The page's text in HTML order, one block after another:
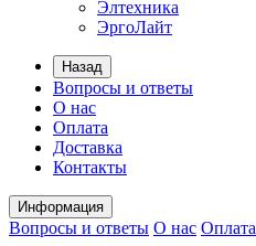
Элтехника
ЭргоЛайт
Назад
Вопросы и ответы
О нас
Оплата
Доставка
Контакты
Информация
Вопросы и ответы О нас Оплата